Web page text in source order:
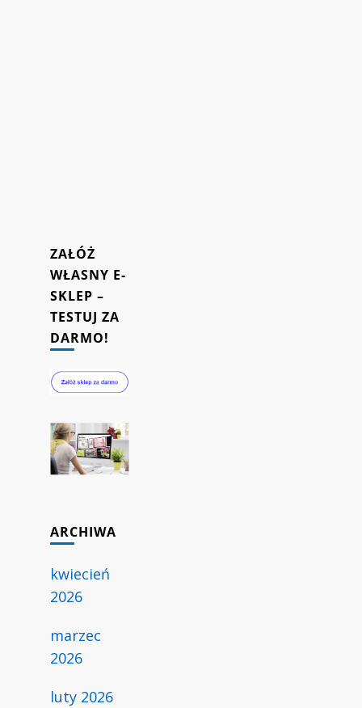
ZAŁÓŻ
WŁASNY E-
SKLEP –
TESTUJ ZA
DARMO!
ARCHIWA
kwiecień
2026
marzec
2026
luty 2026